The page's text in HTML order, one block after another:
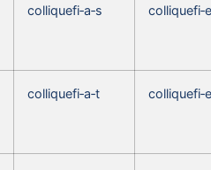
colliquefi‑a‑s
colliquefi‑a‑t